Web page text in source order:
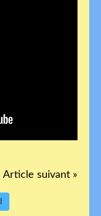
Article suivant »